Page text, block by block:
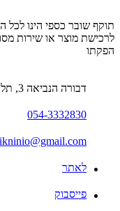
הפקתו
דבורה הנביאה 3, תל אביב יפו
054-3332830
לאתר
פייסבוק